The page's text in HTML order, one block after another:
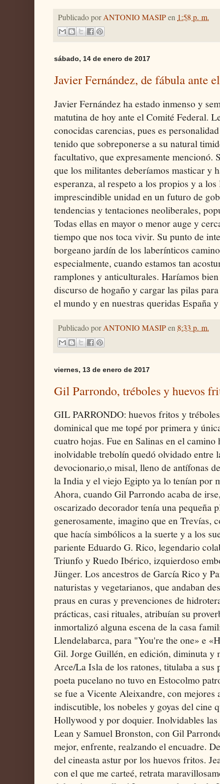
Publicado porANTONIO MASIPen 1:58 p. m.
sábado, 14 de enero de 2017
Javier Fernández, de fábula ante
Javier Fernández ha estado inmenso y
matutina de hoy ante el Comité Federal.
conocidas carencias, pues es
tenido que sobreponerse a su natural
facultativo, que expresamente mencionó.
que los militantes deberíamos masticar y
esperanza, al respeto a los propios y a
imprescindible unidad en un futuro de
tendencias y tentaciones neoliberales,
Todas ellas en mayor o menor auge y
tiempo que nos toca vivir. Su punto de
borgeano jardín de los laberínticos
especialmente, cuando estamos tan
ramplones y anticulturales. Haríamos
discurso de hogaño y cargar las pilas
el mundo y en nuestras queridas España
Publicado porANTONIO MASIPen 8:33 p. m.
viernes, 13 de enero de 2017
Gil Parrondo, tréboles y huevos
GIL PARRONDO: huevos fritos y
dominical que me topé por primera y
cuatro hojas. Fue en Salinas en el
inolvidable trebolín quedó olvidado entre
devocionario,o misal, lleno de antífonas
la India y el viejo Egipto ya lo tenían por
Ahora, cuando Gil Parrondo acaba de
oscarizado decorador tenía una pequeña
generosamente, imagino que en Trevías,
que hacía simbólicos a la suerte y a los
pariente Eduardo G. Rico, legendario
Triunfo y Ruedo Ibérico, izquierdoso
Jünger. Los ancestros de García Rico y
naturistas y vegetarianos, que andaban
praus en curas y prevenciones de
prácticas, casi rituales, atribuían su
inmortalizó alguna escena de la casa
Llendelabarca, para "You're the one» e
Gil. Jorge Guillén, en edición, diminuta y
Arce/La Isla de los ratones, titulaba a sus
poeta pucelano no tuvo en Estocolmo
se fue a Vicente Aleixandre, con mejores
indiscutible, los nobeles y goyas del cine
Hollywood y por doquier. Inolvidables
Lean y Samuel Bronston, con Gil
mejor, enfrente, realzando el encuadre.
del cineasta astur por los huevos fritos.
con el que me carteé, retrata